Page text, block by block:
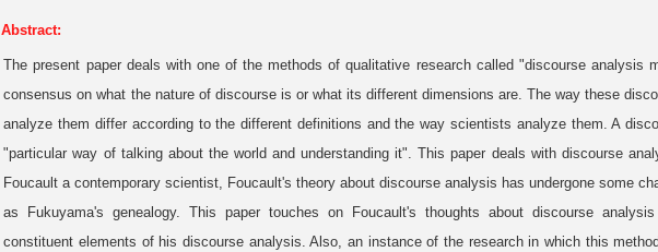
Abstract:
The present paper deals with one of the methods of qualitative research called "discourse analysis
consensus on what the nature of discourse is or what its different dimensions are. The way these
analyze them differ according to the different definitions and the way scientists analyze them. A
"particular way of talking about the world and understanding it". This paper deals with discourse
Foucault a contemporary scientist, Foucault's theory about discourse analysis has undergone some
as Fukuyama's genealogy. This paper touches on Foucault's thoughts about discourse
constituent elements of his discourse analysis. Also, an instance of the research in which this